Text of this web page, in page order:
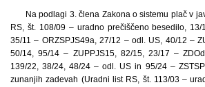
Na podlagi 3. člena Zakona o sistemu plač v
RS, št. 108/09 – uradno prečiščeno besedilo,
35/11 – ORZSPJS49a, 27/12 – odl. US, 40/12 –
50/14, 95/14 – ZUPPJS15, 82/15, 23/17 –
139/22, 38/24, 48/24 – odl. US in 95/24 –
zunanjih zadevah (Uradni list RS, št. 113/03 –